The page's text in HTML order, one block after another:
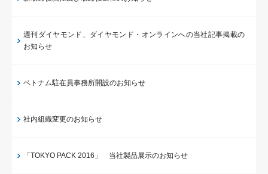
週刊ダイヤモンド、ダイヤモンド・オンラインへの当社記事掲載の
お知らせ
ベトナム駐在員事務所開設のお知らせ
社内組織変更のお知らせ
「TOKYO PACK 2016」 当社製品展示のお知らせ